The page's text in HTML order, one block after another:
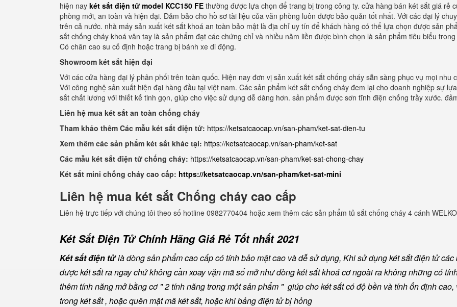
hiện nay két sắt điện tử model KCC150 FE thường được lựa chọn để trang bị trong công ty. cửa hàng bán két sắt giá rẻ
phòng mới, an toàn và hiện đại. Đảm bảo cho hồ sơ tài liệu của văn phòng luôn được bảo quản tốt nhất. Với các đại lý
trên cả nước. nhà máy sản xuất két sắt khoá an toàn bảo mật là địa chỉ uy tín để khách hàng có thể lựa chọn được sản
sắt chống cháy khoá vân tay là sản phẩm đạt các chứng chỉ và nhiều năm liền được bình chọn là sản phẩm tiêu biểu
Có chân cao su cố định hoặc trang bị bánh xe di động.
Showroom két sắt hiện đại
Với các cửa hàng đại lý phân phối trên toàn quốc. Hiện nay đơn vị sản xuất két sắt chống cháy sẵn sàng phục vụ mọi
Với công nghệ sản xuất hiện đại hàng đầu tại việt nam. Các sản phẩm két sắt chống cháy đem lại cho doanh nghiệp sự
sắt chất lương với thiết kế tinh gọn, giúp cho việc sử dụng dễ dàng hơn. sản phẩm được sơn tĩnh điện chống trầy xước.
Liên hệ mua két sắt an toàn chống cháy
Tham khảo thêm Các mẫu két sắt điện tử: https://ketsatcaocap.vn/san-pham/ket-sat-dien-tu
Xem thêm các sản phẩm két sắt khác tại: https://ketsatcaocap.vn/san-pham/ket-sat
Các mẫu két sắt điện tử chống cháy: https://ketsatcaocap.vn/san-pham/ket-sat-chong-chay
Két sắt mini chống cháy cao cấp: https://ketsatcaocap.vn/san-pham/ket-sat-mini
Liên hệ mua két sắt Chống cháy cao cấp
Liên hệ trực tiếp với chúng tôi theo số hotline 0982770404 hoặc xem thêm các sản phẩm tủ sắt chống cháy 4 cánh
Két Sắt Điện Tử Chính Hãng Giá Rẻ Tốt nhất 2021
Két sắt điện tửlà dòng sản phẩm cao cấp có tính bảo mật cao và dễ sử dụng, Khi sử dụng két sắt điện tử
được két sắt ra ngay chứ không cần xoay vặn mã số mở như dòng két sắt khoá cơ ngoài ra không những có
thêm tính năng mở bằng cơ " 2 tính năng trong một sản phẩm " giúp cho két sắt có độ bền và tính ổn định
trong két sắt , hoặc quên mật mã két sắt, hoặc khi bảng điện tử bị hỏng